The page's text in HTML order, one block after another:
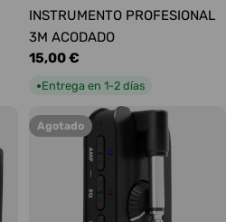
INSTRUMENTO PROFESIONAL
3M ACODADO
Precio
habitual
15,00 €
●Entrega en 1-2 días
Agotado